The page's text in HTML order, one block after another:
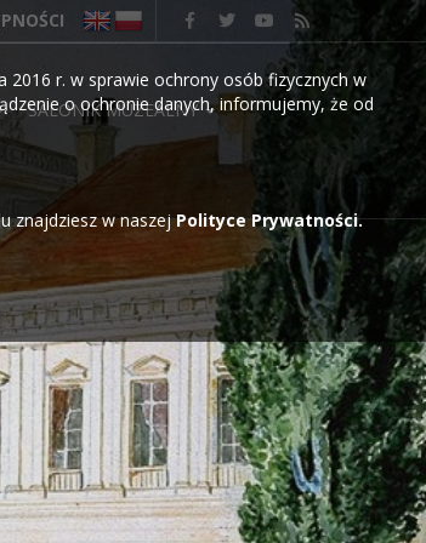
SALONIK MUZEALNY
2016 r. w sprawie ochrony osób fizycznych w
o ochronie danych, informujemy, że od
znajdziesz w naszejPolityce Prywatności.